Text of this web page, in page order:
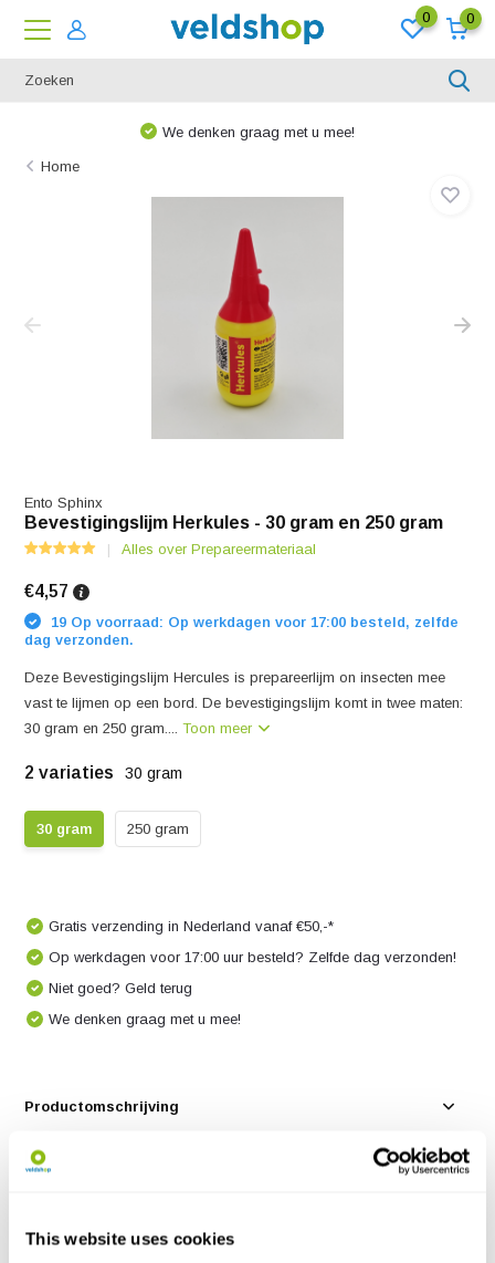
This website uses cookies
0 0
We denken graag met u mee!
Home
Ento Sphinx
Bevestigingslijm Herkules - 30 gram en 250 gram
Alles over Prepareermateriaal
€4,57
19 Op voorraad: Op werkdagen voor 17:00 besteld, zelfde
dag verzonden.
Deze Bevestigingslijm Hercules is prepareerlijm on insecten mee
vast te lijmen op een bord. De bevestigingslijm komt in twee maten:
30 gram en 250 gram....Toon meer
2 variaties 30 gram
30 gram 250 gram
Gratis verzending in Nederland vanaf €50,-*
Op werkdagen voor 17:00 uur besteld? Zelfde dag verzonden!
Niet goed? Geld terug
We denken graag met u mee!
Productomschrijving
Specificaties
Reviews